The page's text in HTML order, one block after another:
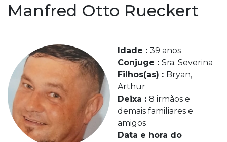
Manfred Otto Rueckert
Idade : 39 anos
Conjuge : Sra. Severina
Filhos(as) : Bryan,
Arthur
Deixa : 8 irmãos e
demais familiares e
amigos
Data e hora do